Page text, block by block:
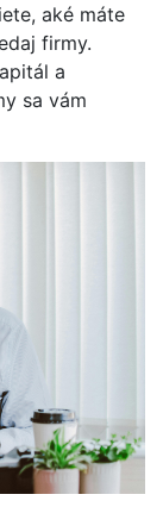
aké máte
firmy.
a
sa vám